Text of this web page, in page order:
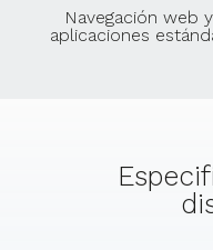
Navegación web y
aplicaciones